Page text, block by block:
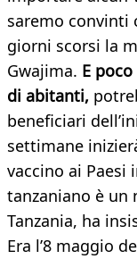
saremo convinti
giorni scorsi la
Gwajima. E
di abitanti,
beneficiari
settimane
vaccino ai Paesi
tanzaniano è
Tanzania, ha
Era l’8 maggio